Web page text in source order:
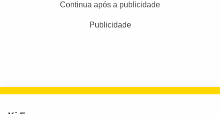
Continua após a publicidade
Publicidade